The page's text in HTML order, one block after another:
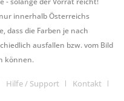
innerhalb Österreichs
dass die Farben je nach
ausfallen bzw. vom Bild
können.
Hilfe / Support
Kontakt